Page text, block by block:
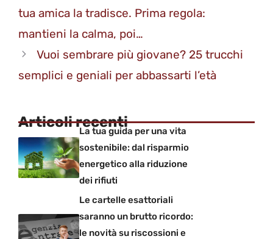
tua amica la tradisce. Prima regola:
mantieni la calma, poi…
Vuoi sembrare più giovane? 25 trucchi
semplici e geniali per abbassarti l’età
Articoli recenti
La tua guida per una vita
sostenibile: dal risparmio
energetico alla riduzione
dei rifiuti
Le cartelle esattoriali
saranno un brutto ricordo:
le novità su riscossioni e